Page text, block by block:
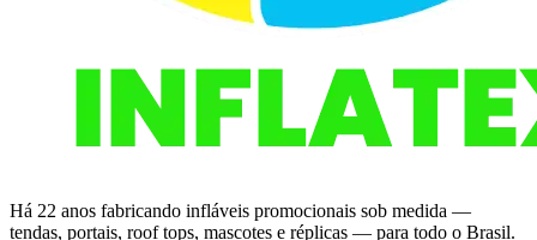
Há 22 anos fabricando infláveis promocionais sob medida —
tendas, portais, roof tops, mascotes e réplicas — para todo o Brasil.